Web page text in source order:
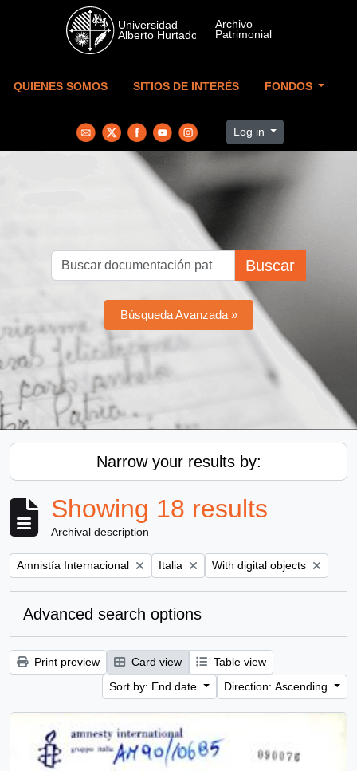
Skip to main content
QUIENES SOMOS SITIOS DE INTERÉS FONDOS
Log in
Buscar
Búsqueda Avanzada »
Narrow your results by:
Showing 18 results
Archival description
Remove filter:
Amnistía Internacional Remove filter:
Italia Remove filter:
With digital objects
Advanced search options
Print preview Card view
Table view
Sort by: End date
Direction: Ascending